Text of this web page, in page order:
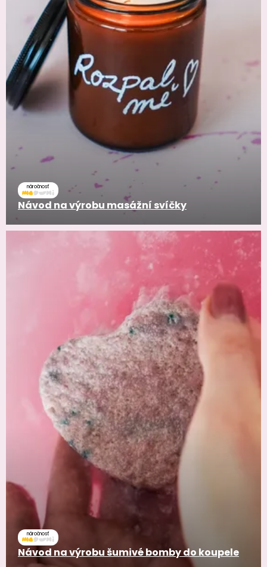
náročnosť
Návod na výrobu masážní svíčky
náročnosť
Návod na výrobu šumivé bomby do koupele